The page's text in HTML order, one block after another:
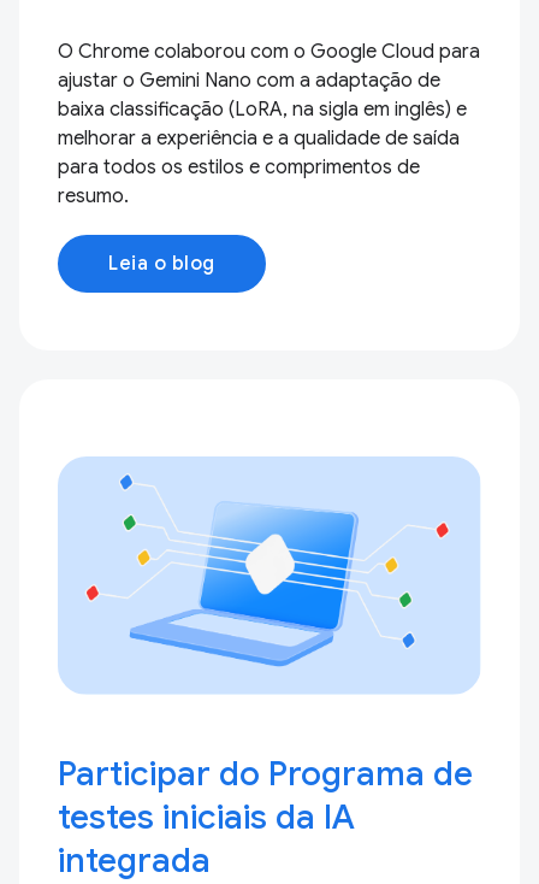
O Chrome colaborou com o Google Cloud para
ajustar o Gemini Nano com a adaptação de
baixa classificação (LoRA, na sigla em inglês) e
melhorar a experiência e a qualidade de saída
para todos os estilos e comprimentos de
resumo.
Leia o blog
Participar do Programa de
testes iniciais da IA
integrada